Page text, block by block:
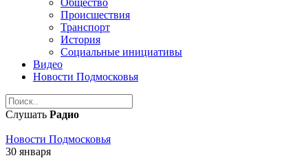
Общество
Происшествия
Транспорт
История
Социальные инициативы
Видео
Новости Подмосковья
Слушать Радио
Новости Подмосковья
30 января